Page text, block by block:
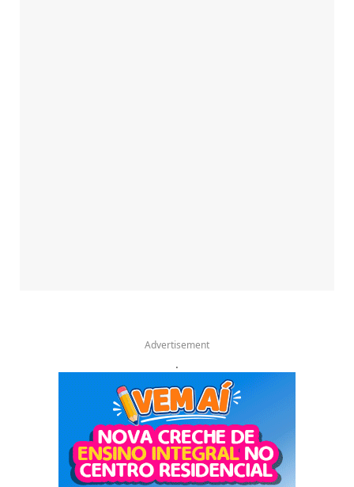
Advertisement
.